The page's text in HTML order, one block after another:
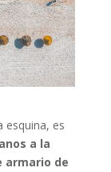
esquina, es
a la
armario de